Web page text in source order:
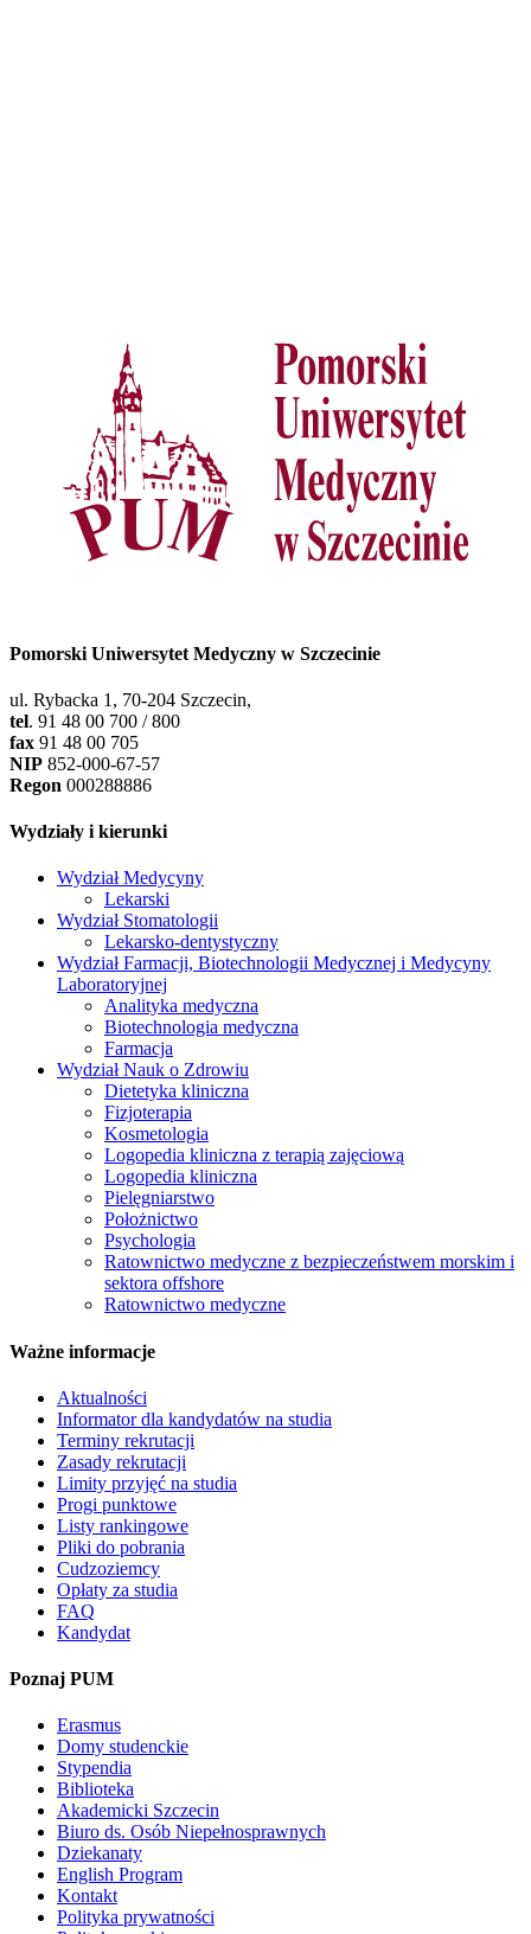
Pomorski Uniwersytet Medyczny w Szczecinie
ul. Rybacka 1, 70-204 Szczecin,
tel. 91 48 00 700 / 800
fax 91 48 00 705
NIP 852-000-67-57
Regon 000288886
Wydziały i kierunki
Wydział Medycyny
Lekarski
Wydział Stomatologii
Lekarsko-dentystyczny
Wydział Farmacji, Biotechnologii Medycznej i Medycyny
Laboratoryjnej
Analityka medyczna
Biotechnologia medyczna
Farmacja
Wydział Nauk o Zdrowiu
Dietetyka kliniczna
Fizjoterapia
Kosmetologia
Logopedia kliniczna z terapią zajęciową
Logopedia kliniczna
Pielęgniarstwo
Położnictwo
Psychologia
Ratownictwo medyczne z bezpieczeństwem morskim i
sektora offshore
Ratownictwo medyczne
Ważne informacje
Aktualności
Informator dla kandydatów na studia
Terminy rekrutacji
Zasady rekrutacji
Limity przyjęć na studia
Progi punktowe
Listy rankingowe
Pliki do pobrania
Cudzoziemcy
Opłaty za studia
FAQ
Kandydat
Poznaj PUM
Erasmus
Domy studenckie
Stypendia
Biblioteka
Akademicki Szczecin
Biuro ds. Osób Niepełnosprawnych
Dziekanaty
English Program
Kontakt
Polityka prywatności